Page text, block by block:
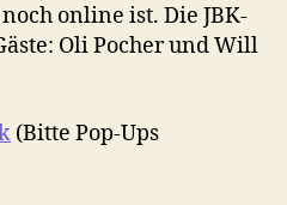
online ist. Die JBK-
Oli Pocher und Will
(Bitte Pop-Ups